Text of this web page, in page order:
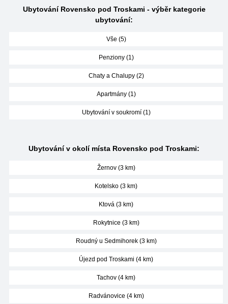
Ubytování Rovensko pod Troskami - výběr kategorie
ubytování:
Vše (5)
Penziony (1)
Chaty a Chalupy (2)
Apartmány (1)
Ubytování v soukromí (1)
Ubytování v okolí místa Rovensko pod Troskami:
Žernov (3 km)
Kotelsko (3 km)
Ktová (3 km)
Rokytnice (3 km)
Roudný u Sedmihorek (3 km)
Újezd pod Troskami (4 km)
Tachov (4 km)
Radvánovice (4 km)